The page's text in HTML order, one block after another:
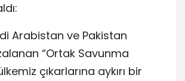
Arabistan ve Pakistan
“Ortak Savunma
çıkarlarına aykırı bir